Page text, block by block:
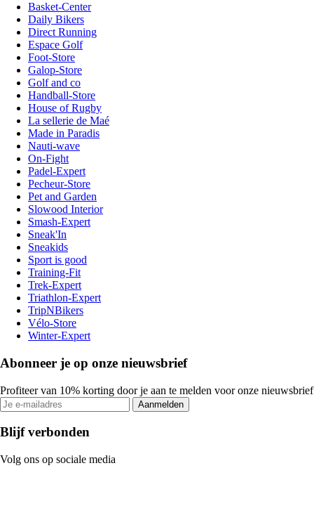
Basket-Center
Daily Bikers
Direct Running
Espace Golf
Foot-Store
Galop-Store
Golf and co
Handball-Store
House of Rugby
La sellerie de Maé
Made in Paradis
Nauti-wave
On-Fight
Padel-Expert
Pecheur-Store
Pet and Garden
Slowood Interior
Smash-Expert
Sneak'In
Sneakids
Sport is good
Training-Fit
Trek-Expert
Triathlon-Expert
TripNBikers
Vélo-Store
Winter-Expert
Abonneer je op onze nieuwsbrief
Profiteer van 10% korting door je aan te melden voor onze nieuwsbrief
Aanmelden
Blijf verbonden
Volg ons op sociale media